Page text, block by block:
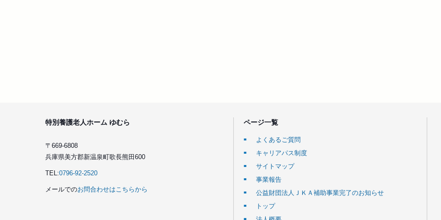
特別養護老人ホーム ゆむら
〒669-6808
兵庫県美方郡新温泉町歌長熊田600
TEL:0796-92-2520
メールでのお問合わせはこちらから
ページ一覧
よくあるご質問
キャリアパス制度
サイトマップ
事業報告
公益財団法人ＪＫＡ補助事業完了のお知らせ
トップ